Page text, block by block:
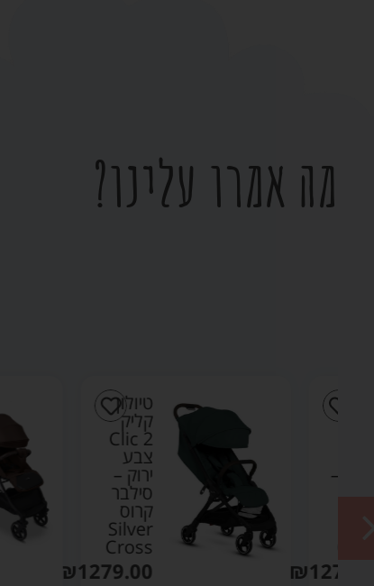
מה אמרו עלינו?
₪
טיולון
קליק
Clic 2
צבע
ירוק –
סילבר
Silver
Cross
₪1279.00